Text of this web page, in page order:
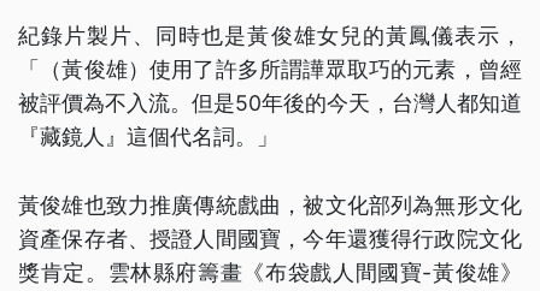
紀錄片製片、同時也是黃俊雄女兒的黃鳳儀表示，
「（黃俊雄）使用了許多所謂譁眾取巧的元素，曾經
被評價為不入流。但是50年後的今天，台灣人都知道
『藏鏡人』這個代名詞。」
黃俊雄也致力推廣傳統戲曲，被文化部列為無形文化
資產保存者、授證人間國寶，今年還獲得行政院文化
獎肯定。雲林縣府籌畫《布袋戲人間國寶-黃俊雄》